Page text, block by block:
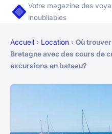
Votre magazine des
inoubliables
Accueil › Location › Où
Bretagne avec des cours de
excursions en bateau?